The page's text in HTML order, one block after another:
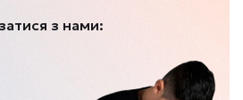
з нами: